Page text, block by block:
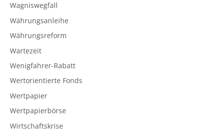
Wagniswegfall
Währungsanleihe
Währungsreform
Wartezeit
Wenigfahrer-Rabatt
Wertorientierte Fonds
Wertpapier
Wertpapierbörse
Wirtschaftskrise